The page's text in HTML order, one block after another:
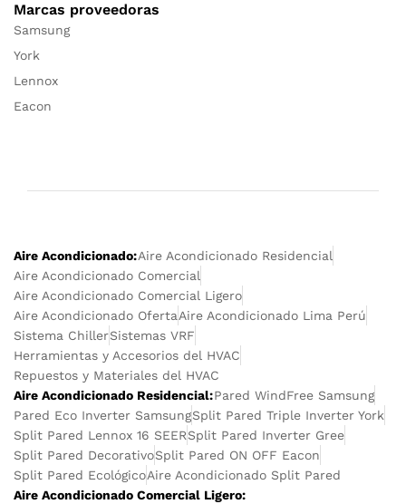
Marcas proveedoras
Samsung
York
Lennox
Eacon
Aire Acondicionado:Aire Acondicionado Residencial
Aire Acondicionado Comercial
Aire Acondicionado Comercial Ligero
Aire Acondicionado OfertaAire Acondicionado Lima Perú
Sistema ChillerSistemas VRF
Herramientas y Accesorios del HVAC
Repuestos y Materiales del HVAC
Aire Acondicionado Residencial:Pared WindFree Samsung
Pared Eco Inverter SamsungSplit Pared Triple Inverter York
Split Pared Lennox 16 SEERSplit Pared Inverter Gree
Split Pared DecorativoSplit Pared ON OFF Eacon
Split Pared EcológicoAire Acondicionado Split Pared
Aire Acondicionado Comercial Ligero: